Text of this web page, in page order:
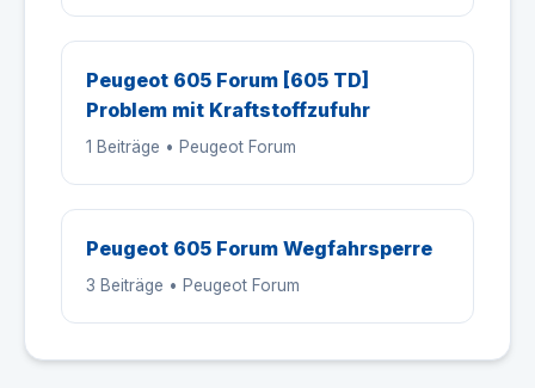
Peugeot 605 Forum [605 TD]
Problem mit Kraftstoffzufuhr
1 Beiträge • Peugeot Forum
Peugeot 605 Forum Wegfahrsperre
3 Beiträge • Peugeot Forum